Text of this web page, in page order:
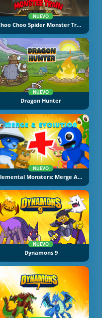
NUEVO
Choo Choo Spider Monster Train
NUEVO
Dragon Hunter
NUEVO
Elemental Monsters: Merge And Evolution
NUEVO
Dynamons 9